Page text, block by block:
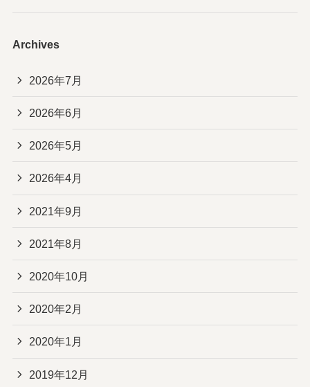
Archives
2026年7月
2026年6月
2026年5月
2026年4月
2021年9月
2021年8月
2020年10月
2020年2月
2020年1月
2019年12月